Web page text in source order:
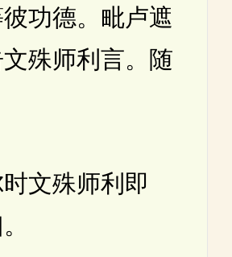
功德。毗卢遮
殊师利言。随
殊师利即